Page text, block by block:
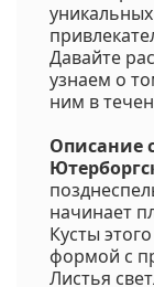
Давайте
узнаем о
ним в
Описание
начинает
Кусты
формой с
Листья